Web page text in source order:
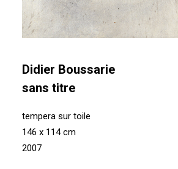
Didier Boussarie
sans titre
tempera sur toile
146 x 114 cm
2007